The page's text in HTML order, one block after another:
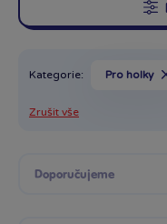
Kategorie: Pro holky
Zrušit vše